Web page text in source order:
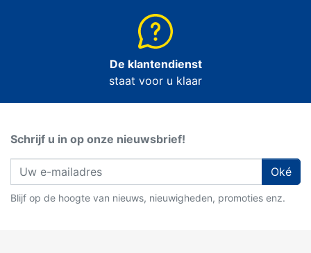
De klantendienst
staat voor u klaar
Schrijf u in op onze nieuwsbrief!
Oké
Blijf op de hoogte van nieuws, nieuwigheden, promoties enz.